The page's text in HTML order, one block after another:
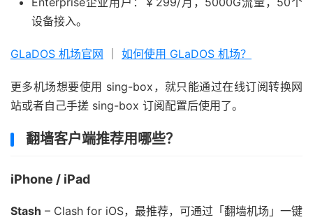
设备接入。
GLaDOS 机场官网 如何使用 GLaDOS 机场？
更多机场想要使用 sing-box，就只能通过在线订阅转换网
站或者自己手搓 sing-box 订阅配置后使用了。
翻墙客户端推荐用哪些？
iPhone / iPad
Stash – Clash for iOS，最推荐，可通过「翻墙机场」一键